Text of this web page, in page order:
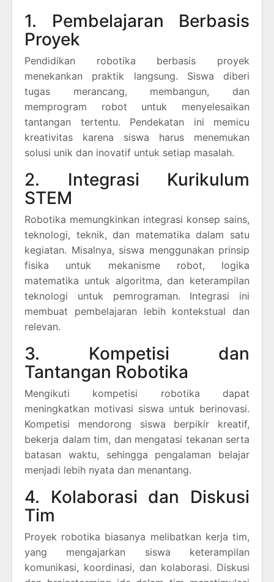
1. Pembelajaran Berbasis
Proyek
Pendidikan robotika berbasis proyek
menekankan praktik langsung. Siswa diberi
tugas merancang, membangun, dan
memprogram robot untuk menyelesaikan
tantangan tertentu. Pendekatan ini memicu
kreativitas karena siswa harus menemukan
solusi unik dan inovatif untuk setiap masalah.
2. Integrasi Kurikulum
STEM
Robotika memungkinkan integrasi konsep sains,
teknologi, teknik, dan matematika dalam satu
kegiatan. Misalnya, siswa menggunakan prinsip
fisika untuk mekanisme robot, logika
matematika untuk algoritma, dan keterampilan
teknologi untuk pemrograman. Integrasi ini
membuat pembelajaran lebih kontekstual dan
relevan.
3. Kompetisi dan
Tantangan Robotika
Mengikuti kompetisi robotika dapat
meningkatkan motivasi siswa untuk berinovasi.
Kompetisi mendorong siswa berpikir kreatif,
bekerja dalam tim, dan mengatasi tekanan serta
batasan waktu, sehingga pengalaman belajar
menjadi lebih nyata dan menantang.
4. Kolaborasi dan Diskusi
Tim
Proyek robotika biasanya melibatkan kerja tim,
yang mengajarkan siswa keterampilan
komunikasi, koordinasi, dan kolaborasi. Diskusi